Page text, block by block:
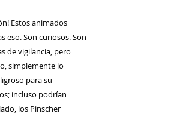
Estos animados
eso. Son curiosos. Son
de vigilancia, pero
simplemente lo
para su
incluso podrían
los Pinscher